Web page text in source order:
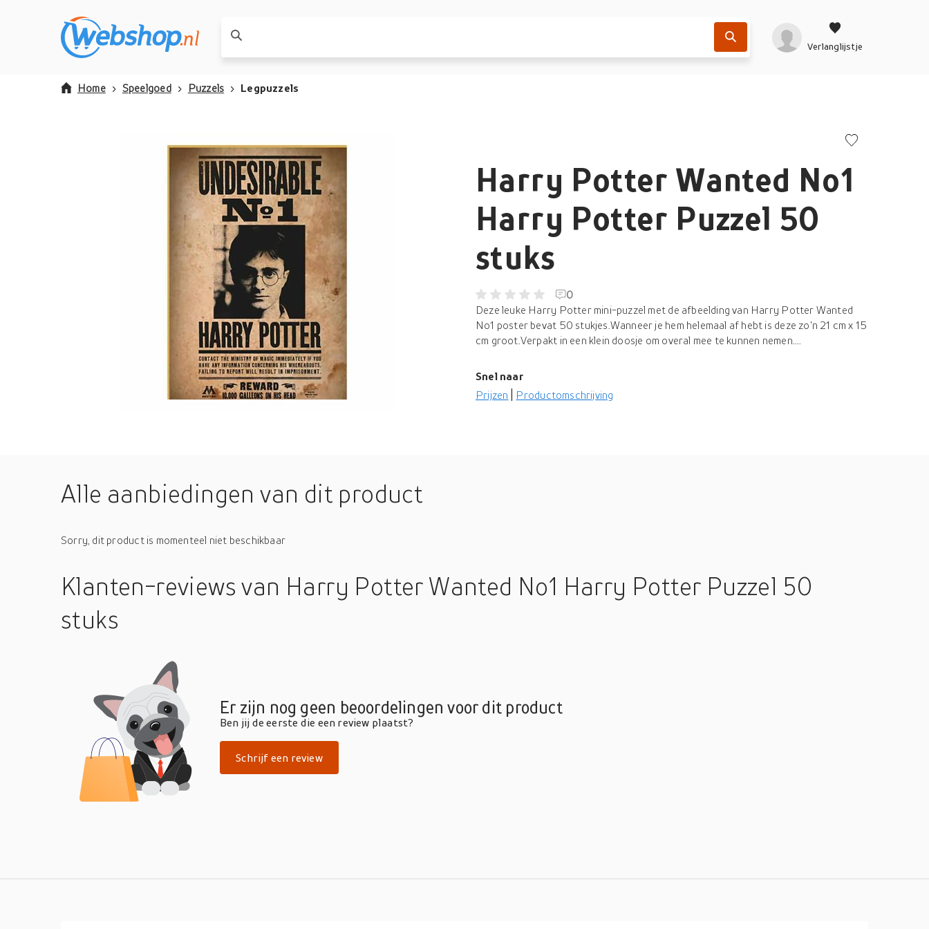
Verlanglijstje
Home Speelgoed Puzzels Legpuzzels
Harry Potter Wanted No1
Harry Potter Puzzel 50
stuks
0
Deze leuke Harry Potter mini-puzzel met de afbeelding van Harry Potter Wanted
No1 poster bevat 50 stukjes.Wanneer je hem helemaal af hebt is deze zo'n 21 cm x 15
cm groot.Verpakt in een klein doosje om overal mee te kunnen nemen....
Snel naar
Prijzen
Productomschrijving
Alle aanbiedingen van dit product
Sorry, dit product is momenteel niet beschikbaar
Klanten-reviewsvan Harry Potter Wanted No1 Harry Potter Puzzel 50
stuks
Er zijn nog geen beoordelingen voor dit product
Ben jij de eerste die een review plaatst?
Schrijf een review